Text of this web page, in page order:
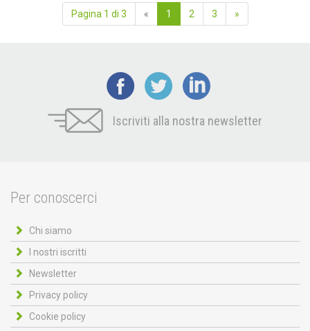
Pagina 1 di 3 « 1 2 3 »
Iscriviti alla nostra newsletter
Per conoscerci
Chi siamo
I nostri iscritti
Newsletter
Privacy policy
Cookie policy